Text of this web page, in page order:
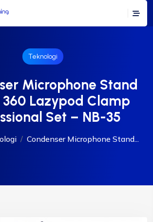
Teknologi
Microphone Stand
360 Lazypod Clamp
Set – NB-35
Condenser Microphone Stand...